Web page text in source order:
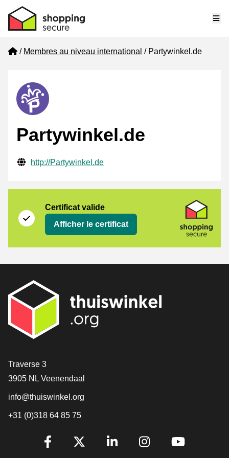
Home
Membres au niveau international Partywinkel.de
Partywinkel.de
Informations de contact vérifiées
Website URL
http://Partywinkel.de
Certificat valide
Afficher le certificat
[_General:Contact]
Traverse 3
3905 NL Veenendaal
info@thuiswinkel.org
+31 (0)318 64 85 75
[_General:SocialMediaTitle]